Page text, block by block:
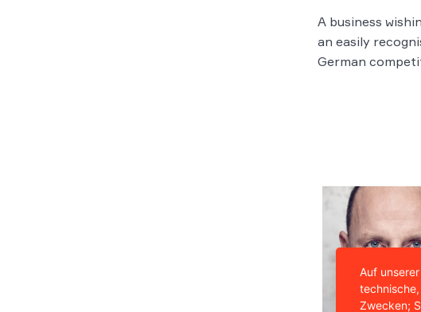
A business
an easily
German
Auf
Zwecken;